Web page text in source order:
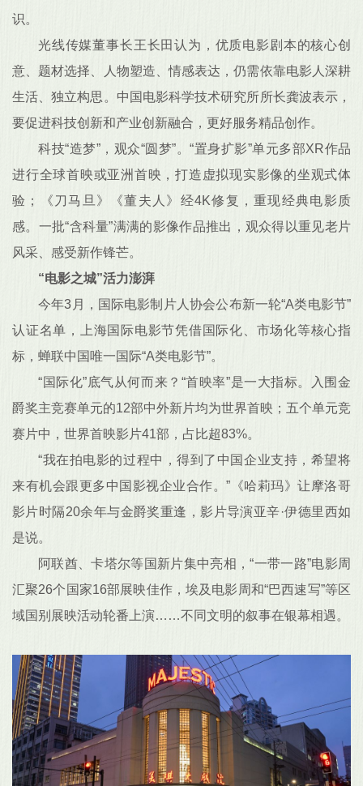
识。
光线传媒董事长王长田认为，优质电影剧本的核心创
意、题材选择、人物塑造、情感表达，仍需依靠电影人深耕
生活、独立构思。中国电影科学技术研究所所长龚波表示，
要促进科技创新和产业创新融合，更好服务精品创作。
科技“造梦”，观众“圆梦”。“置身扩影”单元多部XR作品
进行全球首映或亚洲首映，打造虚拟现实影像的坐观式体
验；《刀马旦》《董夫人》经4K修复，重现经典电影质
感。一批“含科量”满满的影像作品推出，观众得以重见老片
风采、感受新作锋芒。
“电影之城”活力澎湃
今年3月，国际电影制片人协会公布新一轮“A类电影节”
认证名单，上海国际电影节凭借国际化、市场化等核心指
标，蝉联中国唯一国际“A类电影节”。
“国际化”底气从何而来？“首映率”是一大指标。入围金
爵奖主竞赛单元的12部中外新片均为世界首映；五个单元竞
赛片中，世界首映影片41部，占比超83%。
“我在拍电影的过程中，得到了中国企业支持，希望将
来有机会跟更多中国影视企业合作。”《哈莉玛》让摩洛哥
影片时隔20余年与金爵奖重逢，影片导演亚辛·伊德里西如
是说。
阿联酋、卡塔尔等国新片集中亮相，“一带一路”电影周
汇聚26个国家16部展映佳作，埃及电影周和“巴西速写”等区
域国别展映活动轮番上演……不同文明的叙事在银幕相遇。